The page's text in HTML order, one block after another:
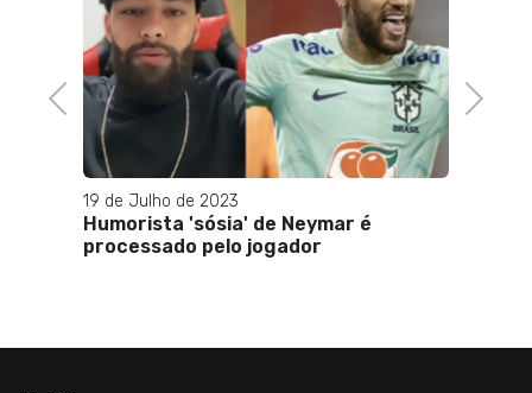
Previous
19 de Julho de 2023
Humorista 'sósia' de Neymar é
processado pelo jogador
Next